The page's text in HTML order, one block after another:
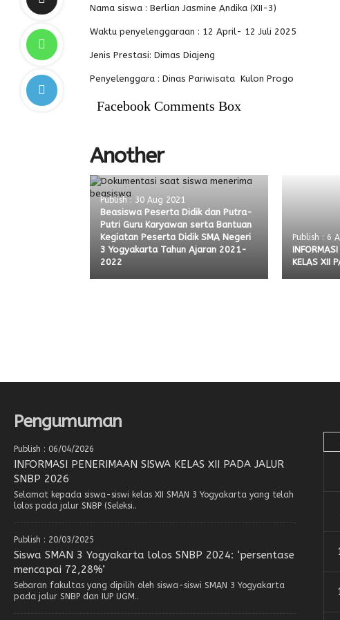
Nama siswa : Berlian Jasmine Andika (XII-3)
Waktu penyelenggaraan : 12 April- 12 Juli 2025
Jenis Prestasi: Dimas Diajeng
Penyelenggara : Dinas Pariwisata Kulon Progo
Facebook Comments Box
Another
Publish : 30 Aug 2021
Beasiswa Peserta Didik dan Putra-
Putri Guru Karyawan serta Bantuan
Kegiatan Peserta Didik SMA Negeri
3 Yogyakarta Tahun Ajaran 2021-
2022
Publish : 6
KELAS XII
Pengumuman
Publish : 06/04/2026
INFORMASI PENERIMAAN SISWA KELAS XII PADA JALUR
SNBP 2026
Selamat kepada siswa-siswi kelas XII SMAN 3 Yogyakarta yang telah
lolos pada jalur SNBP (Seleksi..
Publish : 20/03/2025
Siswa SMAN 3 Yogyakarta lolos SNBP 2024: ‘persentase
mencapai 72,28%’
Sebaran fakultas yang dipilih oleh siswa-siswi SMAN 3 Yogyakarta
pada jalur SNBP dan IUP UGM..